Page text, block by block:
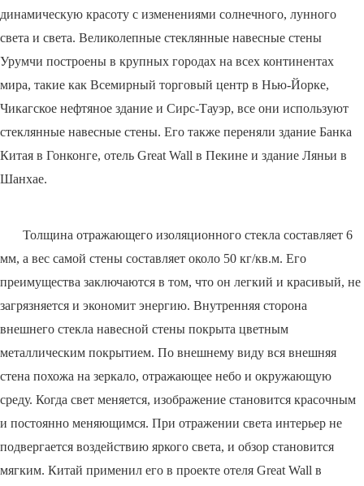
динамическую красоту с изменениями солнечного, лунного
света и света. Великолепные стеклянные навесные стены
Урумчи построены в крупных городах на всех континентах
мира, такие как Всемирный торговый центр в Нью-Йорке,
Чикагское нефтяное здание и Сирс-Тауэр, все они используют
стеклянные навесные стены. Его также переняли здание Банка
Китая в Гонконге, отель Great Wall в Пекине и здание Ляньи в
Шанхае.
Толщина отражающего изоляционного стекла составляет 6
мм, а вес самой стены составляет около 50 кг/кв.м. Его
преимущества заключаются в том, что он легкий и красивый, не
загрязняется и экономит энергию. Внутренняя сторона
внешнего стекла навесной стены покрыта цветным
металлическим покрытием. По внешнему виду вся внешняя
стена похожа на зеркало, отражающее небо и окружающую
среду. Когда свет меняется, изображение становится красочным
и постоянно меняющимся. При отражении света интерьер не
подвергается воздействию яркого света, и обзор становится
мягким. Китай применил его в проекте отеля Great Wall в